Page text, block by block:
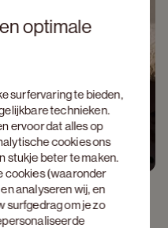
optimale
surfervaring te bieden,
technieken.
ervoor dat alles op
cookies ons
stukje beter te maken.
cookies (waaronder
analyseren wij, en
surfgedrag om je zo